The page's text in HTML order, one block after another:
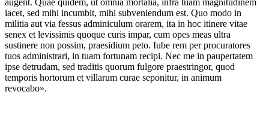
augent. Quae quidem, ut omnia mortalia, infra tuam magnitudinem
iacet, sed mihi incumbit, mihi subveniendum est. Quo modo in
militia aut via fessus adminiculum orarem, ita in hoc itinere vitae
senex et levissimis quoque curis impar, cum opes meas ultra
sustinere non possim, praesidium peto. Iube rem per procuratores
tuos administrari, in tuam fortunam recipi. Nec me in paupertatem
ipse detrudam, sed traditis quorum fulgore praestringor, quod
temporis hortorum et villarum curae seponitur, in animum
revocabo».